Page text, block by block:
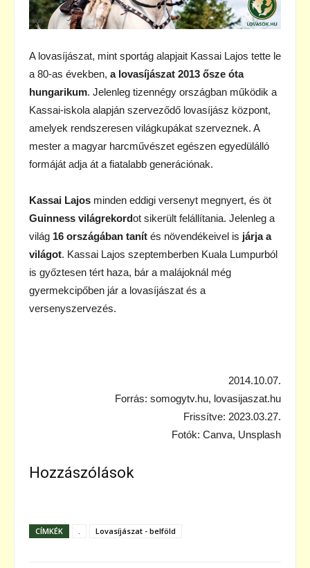
A lovasíjászat, mint sportág alapjait Kassai Lajos tette le
a 80-as években, a lovasíjászat 2013 ősze óta
hungarikum. Jelenleg tizennégy országban működik a
Kassai-iskola alapján szerveződő lovasíjász központ,
amelyek rendszeresen világkupákat szerveznek. A
mester a magyar harcművészet egészen egyedülálló
formáját adja át a fiatalabb generációnak.
Kassai Lajos minden eddigi versenyt megnyert, és öt
Guinness világrekordot sikerült felállítania. Jelenleg a
világ 16 országában tanít és növendékeivel is járja a
világot. Kassai Lajos szeptemberben Kuala Lumpurból
is győztesen tért haza, bár a malájoknál még
gyermekcipőben jár a lovasíjászat és a
versenyszervezés.
2014.10.07.
Forrás: somogytv.hu, lovasijaszat.hu
Frissítve: 2023.03.27.
Fotók: Canva, Unsplash
Hozzászólások
CÍMKÉK . Lovasíjászat - belföld